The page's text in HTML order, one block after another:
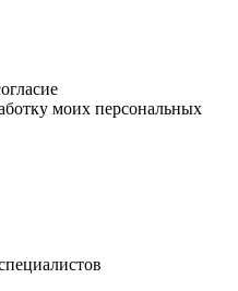
моих персональных